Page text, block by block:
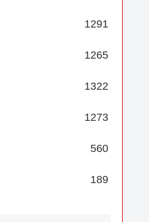
1291
1265
1322
1273
560
189